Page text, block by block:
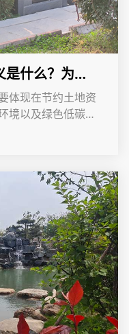
什么？为什
体现在节约土地资
境以及绿色低碳生
相对较低、符合